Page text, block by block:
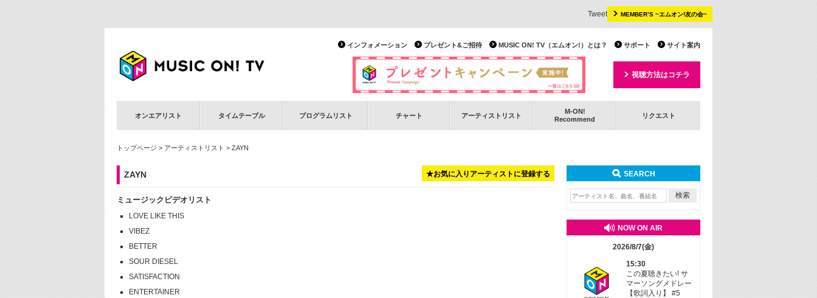
MEMBER’S ~エムオン!友の会~
Tweet
サイト案内
サポート
MUSIC ON! TV（エムオン!）とは？
プレゼント&ご招待
インフォメーション
視聴方法はコチラ
オンエアリスト タイムテーブル プログラムリスト チャート アーティストリスト
M-ON!
Recommend
リクエスト
トップページ > アーティストリスト > ZAYN
★お気に入りアーティストに登録する
ZAYN
ミュージックビデオリスト
LOVE LIKE THIS
VIBEZ
BETTER
SOUR DIESEL
SATISFACTION
ENTERTAINER
SEARCH
NOW ON AIR
2026/8/7(金)
15:30
この夏聴きたい! サ
マーソングメドレー
【歌詞入り】 #5